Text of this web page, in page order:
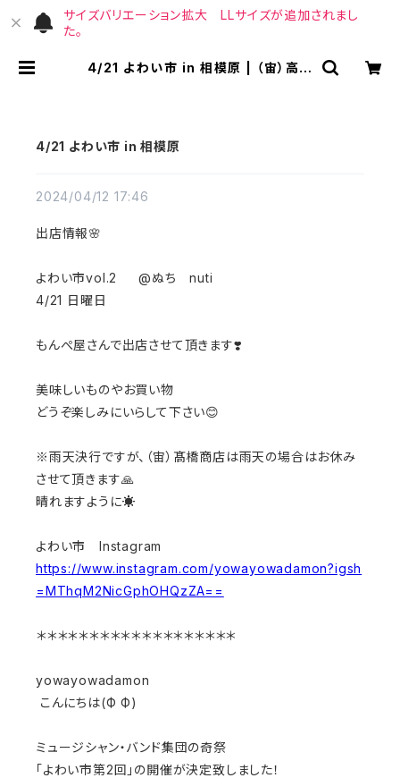
サイズバリエーション拡大 LLサイズが追加されまし
た。
4/21 よわい市 in 相模原 | （宙）高橋
4/21 よわい市 in 相模原
2024/04/12 17:46
出店情報🌸
よわい市vol.2 @ぬち nuti
4/21 日曜日
もんぺ屋さんで出店させて頂きます❣️
美味しいものやお買い物
どうぞ楽しみにいらして下さい😊
※雨天決行ですが、（宙）髙橋商店は雨天の場合はお休み
させて頂きます🙏
晴れますように☀️
よわい市 Instagram
https://www.instagram.com/yowayowadamon?igsh
=MThqM2NicGphOHQzZA==
＊＊＊＊＊＊＊＊＊＊＊＊＊＊＊＊＊＊＊
yowayowadamon
こんにちは(Ф Ф)⁡
ミュージシャン・バンド集団の奇祭⁡
「よわい市第2回」の開催が決定致しました！⁡